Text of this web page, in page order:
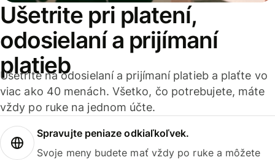
Ušetrite pri platení,
odosielaní a prijímaní
platieb
Ušetrite na odosielaní a prijímaní platieb a plaťte vo
viac ako 40 menách. Všetko, čo potrebujete, máte
vždy po ruke na jednom účte.
Spravujte peniaze odkiaľkoľvek.
Svoje meny budete mať vždy po ruke a môžete